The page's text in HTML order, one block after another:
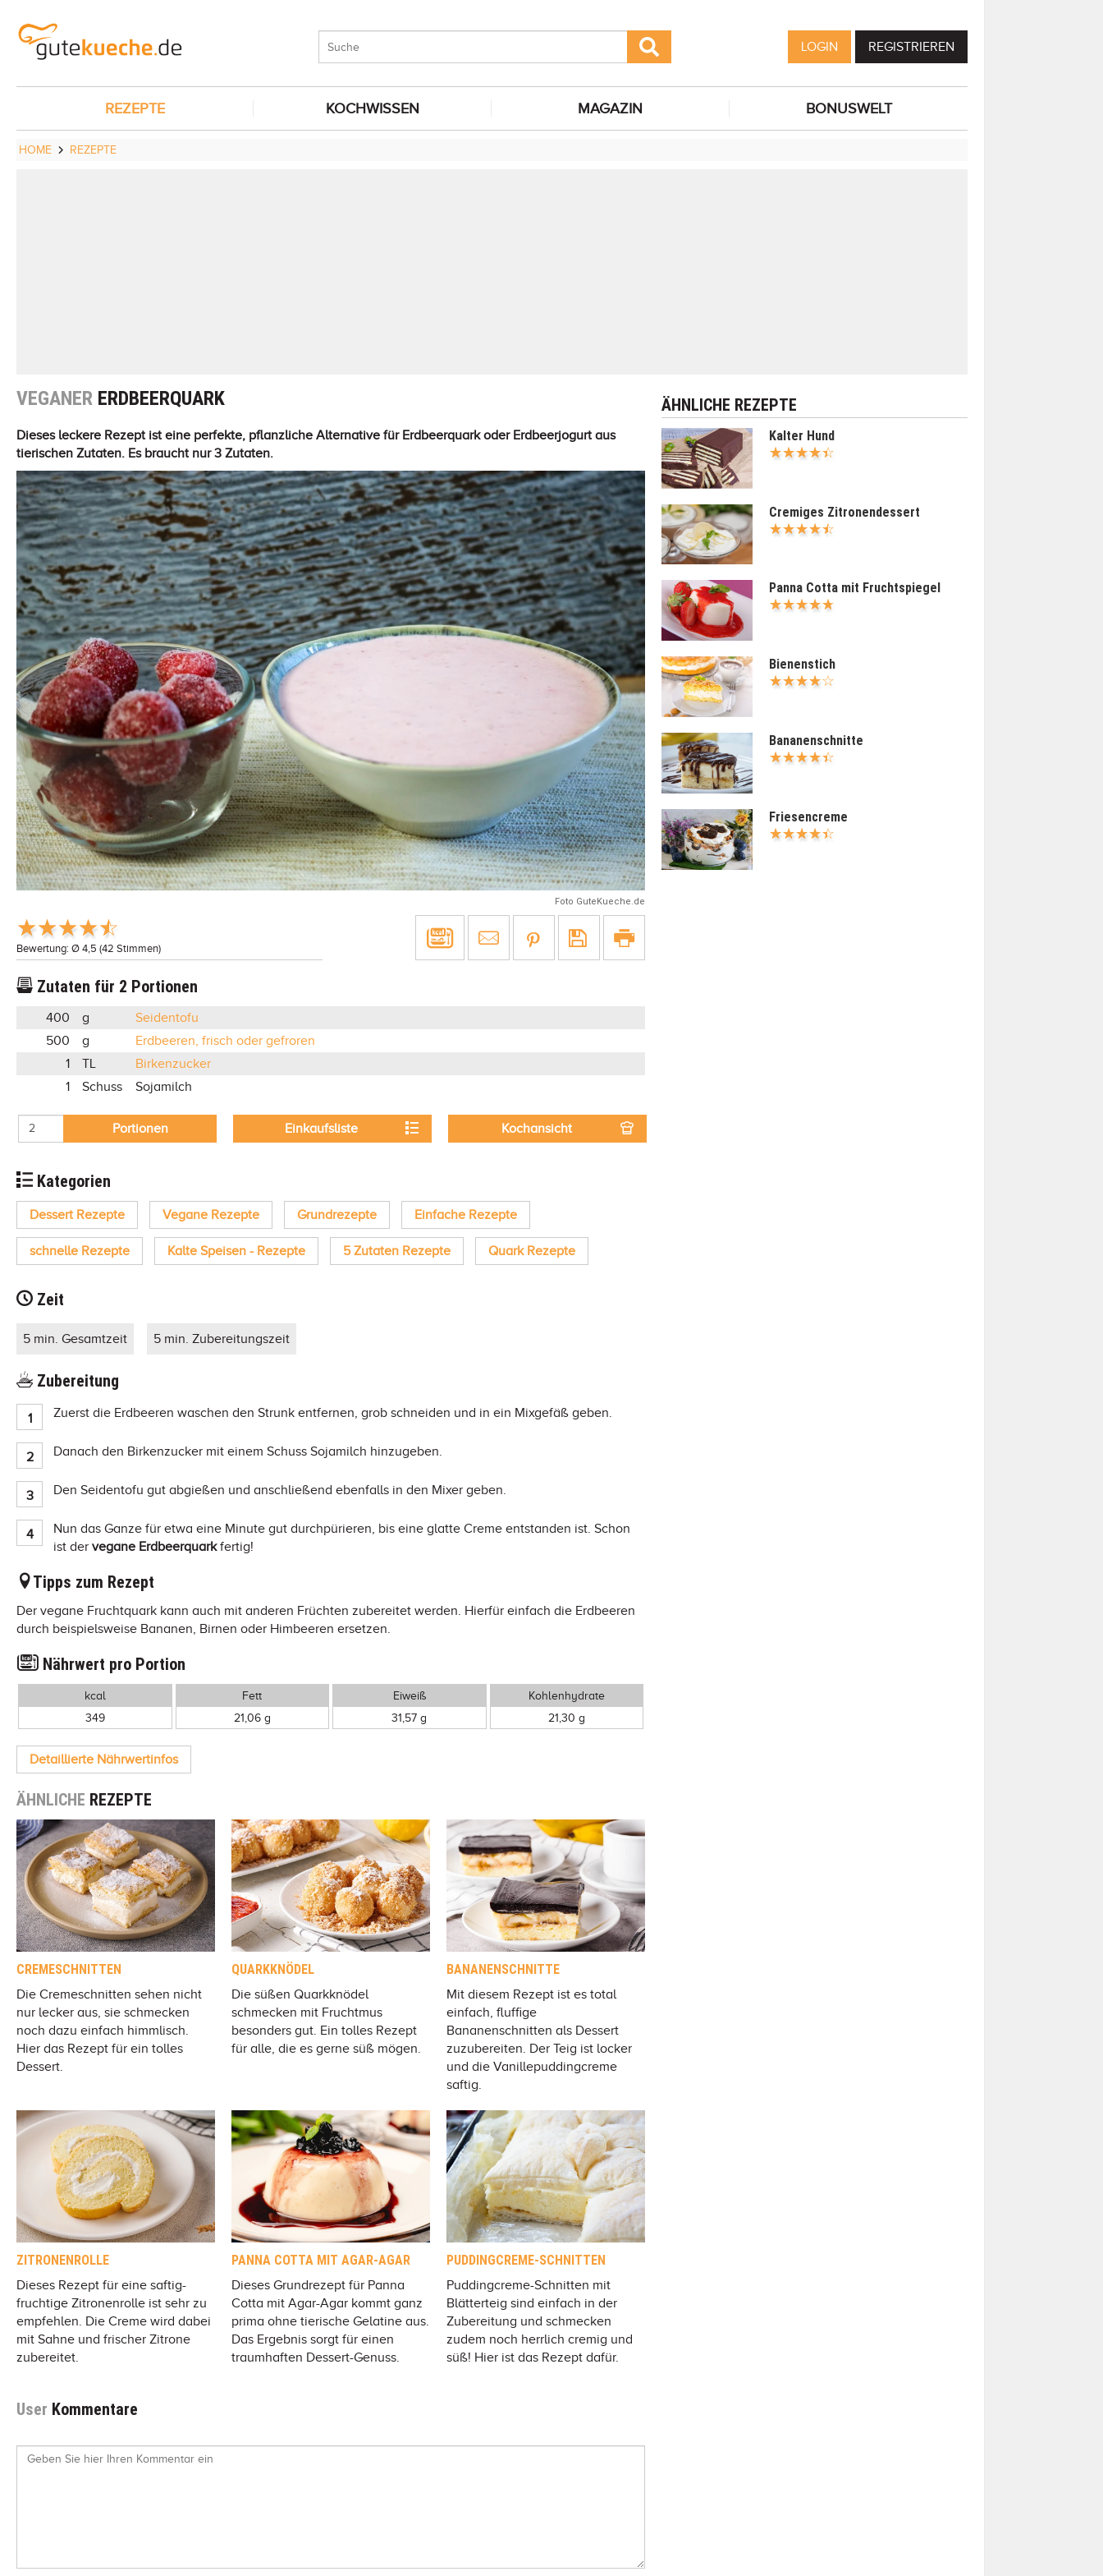
LOGIN REGISTRIEREN
REZEPTE KOCHWISSEN MAGAZIN BONUSWELT
HOME REZEPTE
VEGANER ERDBEERQUARK
Dieses leckere Rezept ist eine perfekte, pflanzliche Alternative für Erdbeerquark oder Erdbeerjogurt aus
tierischen Zutaten. Es braucht nur 3 Zutaten.
Foto GuteKueche.de
Bewertung: Ø 4,5 (42 Stimmen)
Zutaten für 2 Portionen
400 g
Seidentofu
500
g
Erdbeeren, frisch oder gefroren
1
TL
Birkenzucker
1
Schuss Sojamilch
Portionen Einkaufsliste Kochansicht
Kategorien
Dessert Rezepte Vegane Rezepte Grundrezepte Einfache Rezepte
schnelle Rezepte Kalte Speisen - Rezepte 5 Zutaten Rezepte Quark Rezepte
Zeit
5 min. Gesamtzeit 5 min. Zubereitungszeit
Zubereitung
Zuerst die Erdbeeren waschen den Strunk entfernen, grob schneiden und in ein Mixgefäß geben.
Danach den Birkenzucker mit einem Schuss Sojamilch hinzugeben.
Den Seidentofu gut abgießen und anschließend ebenfalls in den Mixer geben.
Nun das Ganze für etwa eine Minute gut durchpürieren, bis eine glatte Creme entstanden ist. Schon
ist der vegane Erdbeerquarkfertig!
Tipps zum Rezept
Der vegane Fruchtquark kann auch mit anderen Früchten zubereitet werden. Hierfür einfach die Erdbeeren
durch beispielsweise Bananen, Birnen oder Himbeeren ersetzen.
Nährwert pro Portion
kcal
349
Fett
21,06 g
Eiweiß
31,57 g
Kohlenhydrate
21,30 g
Detaillierte Nährwertinfos
ÄHNLICHE REZEPTE
CREMESCHNITTEN
Die Cremeschnitten sehen nicht
nur lecker aus, sie schmecken
noch dazu einfach himmlisch.
Hier das Rezept für ein tolles
Dessert.
QUARKKNÖDEL
Die süßen Quarkknödel
schmecken mit Fruchtmus
besonders gut. Ein tolles Rezept
für alle, die es gerne süß mögen.
BANANENSCHNITTE
Mit diesem Rezept ist es total
einfach, fluffige
Bananenschnitten als Dessert
zuzubereiten. Der Teig ist locker
und die Vanillepuddingcreme
saftig.
ZITRONENROLLE
Dieses Rezept für eine saftig-
fruchtige Zitronenrolle ist sehr zu
empfehlen. Die Creme wird dabei
mit Sahne und frischer Zitrone
zubereitet.
PANNA COTTA MIT AGAR-AGAR
Dieses Grundrezept für Panna
Cotta mit Agar-Agar kommt ganz
prima ohne tierische Gelatine aus.
Das Ergebnis sorgt für einen
traumhaften Dessert-Genuss.
PUDDINGCREME-SCHNITTEN
Puddingcreme-Schnitten mit
Blätterteig sind einfach in der
Zubereitung und schmecken
zudem noch herrlich cremig und
süß! Hier ist das Rezept dafür.
User Kommentare
ÄHNLICHE REZEPTE
Kalter Hund
Cremiges Zitronendessert
Panna Cotta mit Fruchtspiegel
Bienenstich
Bananenschnitte
Friesencreme